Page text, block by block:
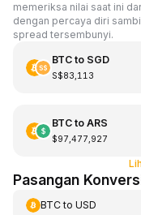
memeriksa nilai saat ini
dengan percaya diri
spread tersembunyi.
BTCto SGD
S$83,113
BTCto ARS
$97,477,927
Pasangan
BTCto USD